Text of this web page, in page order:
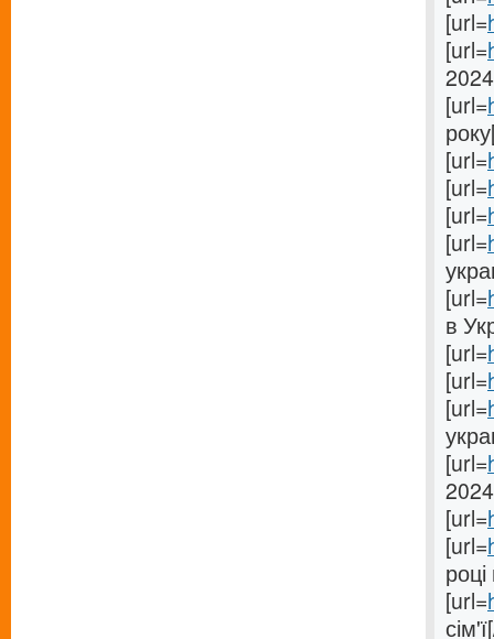
[url=
[url=
[url=
[url=
[url=
[url=
[url=
[url=
в
[url=
[url=
[url=
[url=
[url=
[url=
[url=